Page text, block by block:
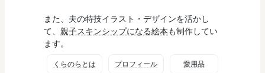
また、夫の特技イラスト・デザインを活かし
て、 親子スキンシップになる絵本も制作してい
ます。
くらのらとは プロフィール 愛用品